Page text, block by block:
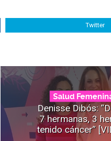
Twitter
Salud
Denisse Dibós:
7 hermanas, 3
tenido cáncer”